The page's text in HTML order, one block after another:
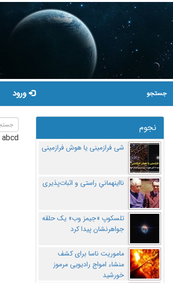
جستجو ورود
نجوم
شی فرازمینی یا هوش فرازمینی
نااینهمانیِ راستی و اثبات‌پذیری
تلسکوپ «جیمز وب» یک حلقه
جواهرنشان پیدا کرد
ماموریت ناسا برای کشف
منشاء امواج رادیویی مرموز
خورشید
abcd